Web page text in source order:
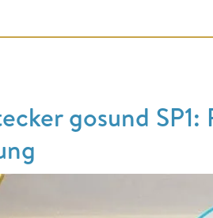
gosund SP1: